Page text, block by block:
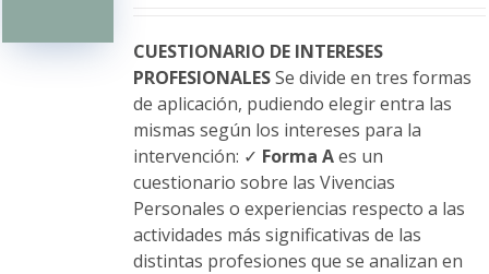
elegir
en
la
página
de
producto
CUESTIONARIO DE INTERESES
PROFESIONALESSe divide en tres formas
de aplicación, pudiendo elegir entra las
mismas según los intereses para la
intervención: ✓ Forma Aes un
cuestionario sobre las Vivencias
Personales o experiencias respecto a las
actividades más significativas de las
distintas profesiones que se analizan en